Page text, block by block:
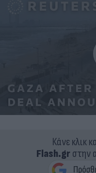
Κάνε κλικ
Flash.grστην